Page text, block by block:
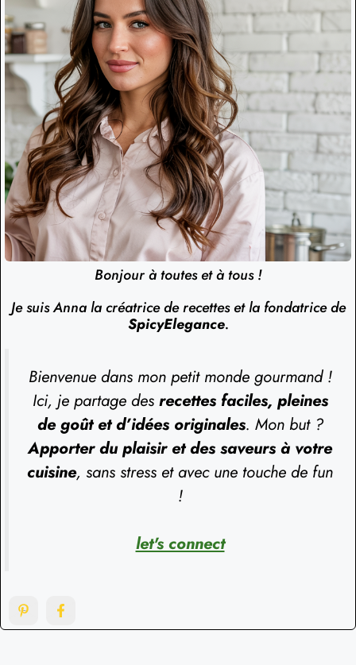
Bonjour à toutes et à tous !
Je suis Anna la créatrice de recettes et la fondatrice de
SpicyElegance.
Bienvenue dans mon petit monde gourmand !
Ici, je partage des recettes faciles, pleines
de goût et d’idées originales. Mon but ?
Apporter du plaisir et des saveurs à votre
cuisine, sans stress et avec une touche de fun
!
let's connect